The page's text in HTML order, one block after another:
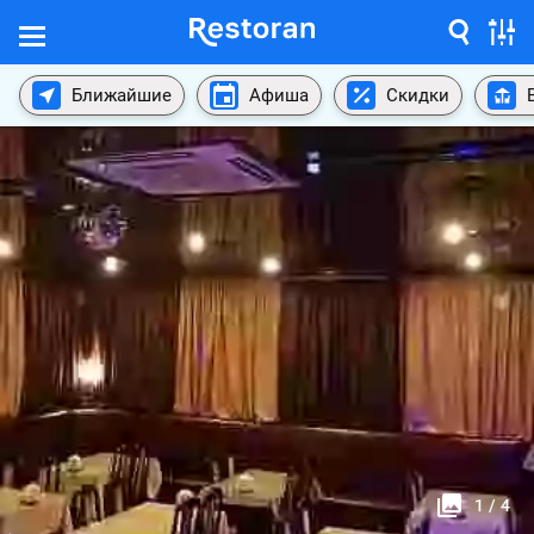
Ближайшие Афиша Скидки
1 / 4